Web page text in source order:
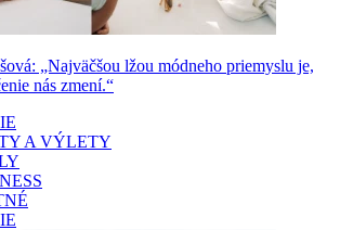
„Najväčšou lžou módneho priemyslu je,
nás zmení.“
A VÝLETY